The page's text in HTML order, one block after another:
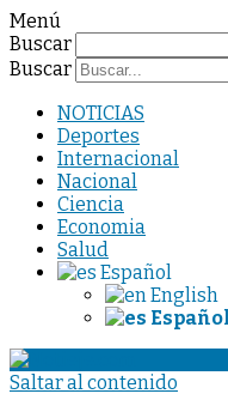
Menú
Buscar
Buscar
NOTICIAS
Deportes
Internacional
Nacional
Ciencia
Economia
Salud
Español
English
Español
Saltar al contenido